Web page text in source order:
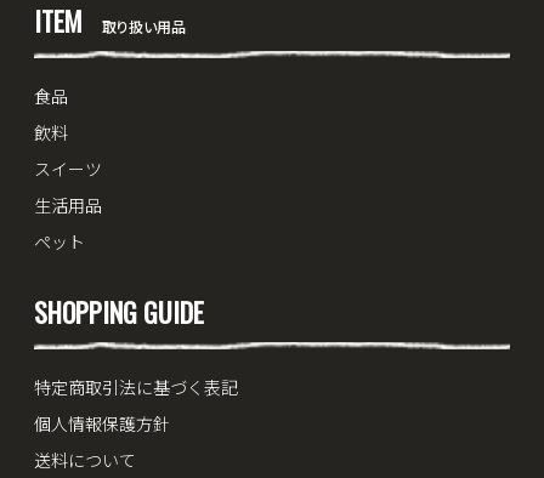
ITEM 取り扱い用品
食品
飲料
スイーツ
生活用品
ペット
SHOPPING GUIDE
特定商取引法に基づく表記
個人情報保護方針
送料について